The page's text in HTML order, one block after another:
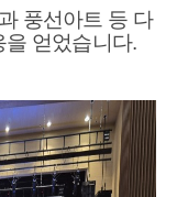
풍선아트 등 다
얻었습니다.